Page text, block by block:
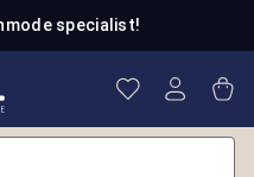
specialist!
Je hebt 0